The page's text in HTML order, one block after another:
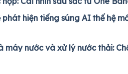
hiện tiếng súng AI thế hệ
máy nước và xử lý nước thải: